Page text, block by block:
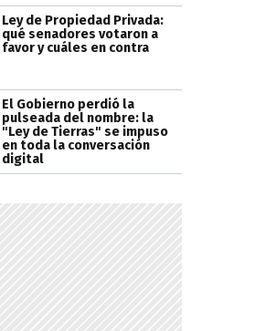
Ley de Propiedad Privada:
qué senadores votaron a
favor y cuáles en contra
El Gobierno perdió la
pulseada del nombre: la
"Ley de Tierras" se impuso
en toda la conversación
digital